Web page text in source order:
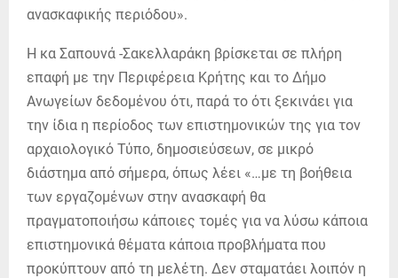
ανασκαφικής περιόδου».
Η κα Σαπουνά -Σακελλαράκη βρίσκεται σε πλήρη
επαφή με την Περιφέρεια Κρήτης και το Δήμο
Ανωγείων δεδομένου ότι, παρά το ότι ξεκινάει για
την ίδια η περίοδος των επιστημονικών της για τον
αρχαιολογικό Τύπο, δημοσιεύσεων, σε μικρό
διάστημα από σήμερα, όπως λέει «…με τη βοήθεια
των εργαζομένων στην ανασκαφή θα
πραγματοποιήσω κάποιες τομές για να λύσω κάποια
επιστημονικά θέματα κάποια προβλήματα που
προκύπτουν από τη μελέτη. Δεν σταματάει λοιπόν η